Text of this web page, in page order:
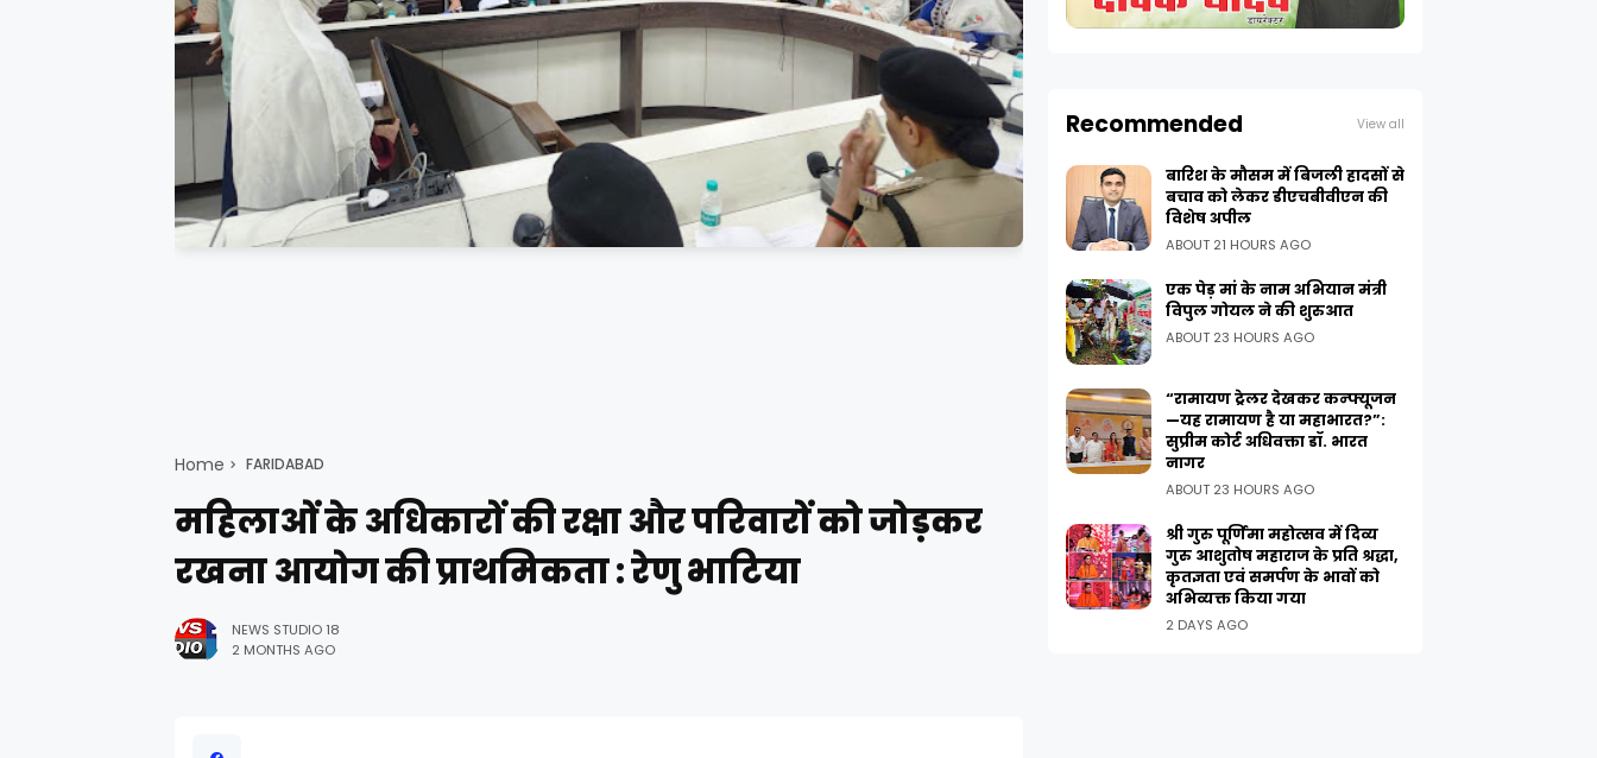
Home FARIDABAD
महिलाओं के अधिकारों की रक्षा और परिवारों को जोड़कर
रखना आयोग की प्राथमिकता : रेणु भाटिया
NEWS STUDIO 18
2 MONTHS AGO
Recommended View all
बारिश के मौसम में बिजली हादसों से
बचाव को लेकर डीएचबीवीएन की
विशेष अपील
ABOUT 21 HOURS AGO
एक पेड़ मां के नाम अभियान मंत्री
विपुल गोयल ने की शुरुआत
ABOUT 23 HOURS AGO
“रामायण ट्रेलर देखकर कन्फ्यूजन
—यह रामायण है या महाभारत?”:
सुप्रीम कोर्ट अधिवक्ता डॉ. भारत
नागर
ABOUT 23 HOURS AGO
श्री गुरु पूर्णिमा महोत्सव में दिव्य
गुरु आशुतोष महाराज के प्रति श्रद्धा,
कृतज्ञता एवं समर्पण के भावों को
अभिव्यक्त किया गया
2 DAYS AGO